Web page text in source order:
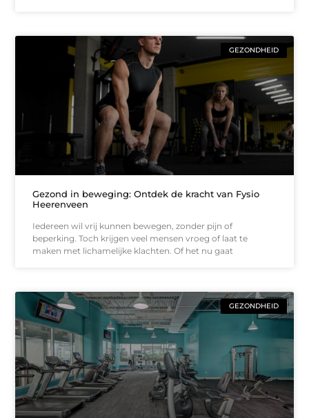
GEZONDHEID
Gezond in beweging: Ontdek de kracht van Fysio
Heerenveen
Iedereen wil vrij kunnen bewegen, zonder pijn of
beperking. Toch krijgen veel mensen vroeg of laat te
maken met lichamelijke klachten. Of het nu gaat
GEZONDHEID